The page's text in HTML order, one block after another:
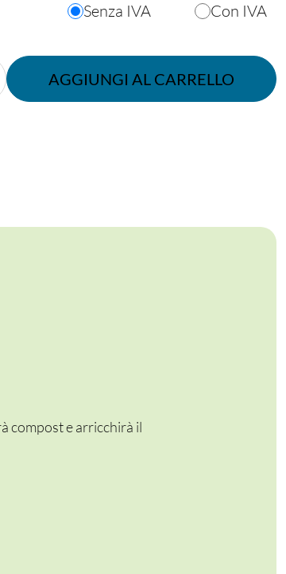
Senza IVA Con IVA
AGGIUNGI AL CARRELLO
compost e arricchirà il